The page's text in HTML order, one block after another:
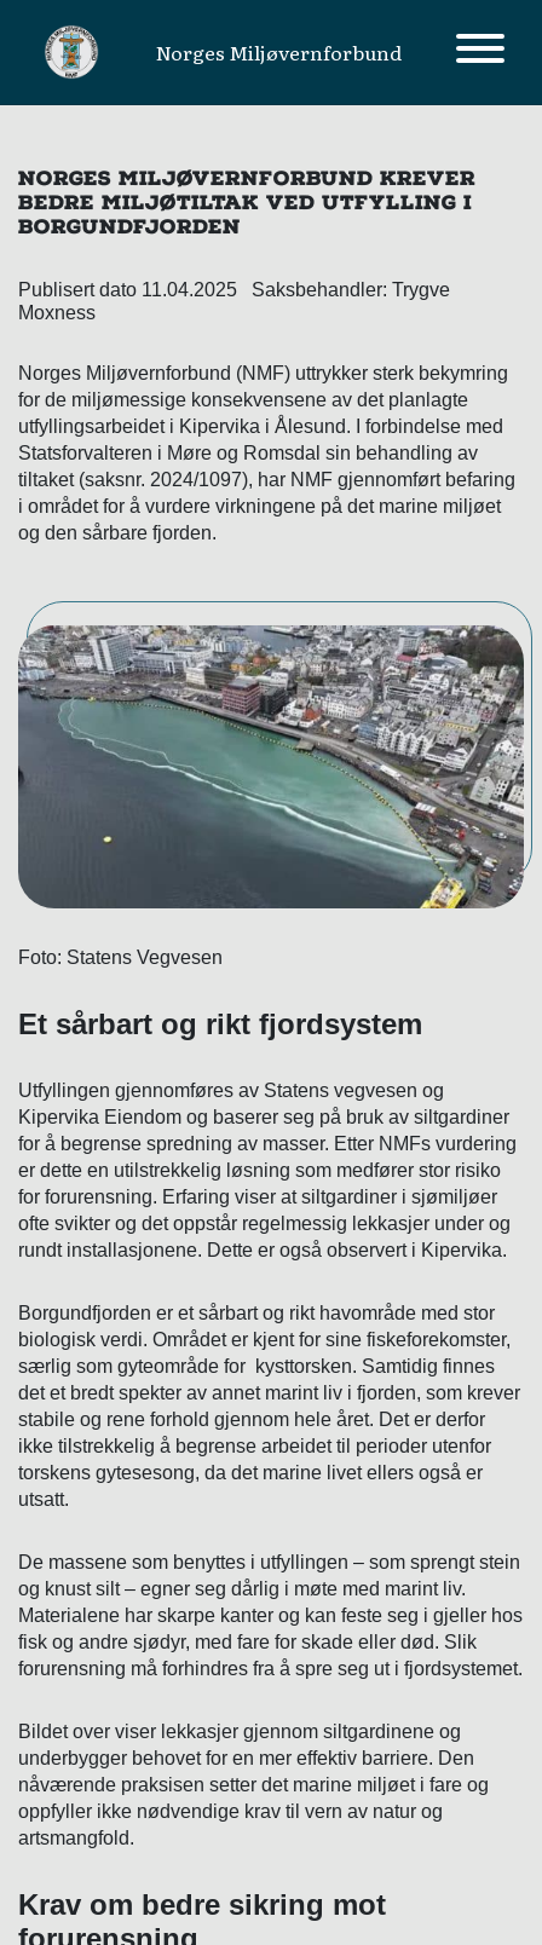
MAIN NAVIGATIONNorges Miljøvernforbund
NORGES MILJØVERNFORBUND KREVER
BEDRE MILJØTILTAK VED UTFYLLING I
BORGUNDFJORDEN
Publisert dato 11.04.2025 Saksbehandler: Trygve
Moxness
Norges Miljøvernforbund (NMF) uttrykker sterk bekymring
for de miljømessige konsekvensene av det planlagte
utfyllingsarbeidet i Kipervika i Ålesund. I forbindelse med
Statsforvalteren i Møre og Romsdal sin behandling av
tiltaket (saksnr. 2024/1097), har NMF gjennomført befaring
i området for å vurdere virkningene på det marine miljøet
og den sårbare fjorden.
Foto: Statens Vegvesen
Et sårbart og rikt fjordsystem
Utfyllingen gjennomføres av Statens vegvesen og
Kipervika Eiendom og baserer seg på bruk av siltgardiner
for å begrense spredning av masser. Etter NMFs vurdering
er dette en utilstrekkelig løsning som medfører stor risiko
for forurensning. Erfaring viser at siltgardiner i sjømiljøer
ofte svikter og det oppstår regelmessig lekkasjer under og
rundt installasjonene. Dette er også observert i Kipervika.
Borgundfjorden er et sårbart og rikt havområde med stor
biologisk verdi. Området er kjent for sine fiskeforekomster,
særlig som gyteområde for kysttorsken. Samtidig finnes
det et bredt spekter av annet marint liv i fjorden, som krever
stabile og rene forhold gjennom hele året. Det er derfor
ikke tilstrekkelig å begrense arbeidet til perioder utenfor
torskens gytesesong, da det marine livet ellers også er
utsatt.
De massene som benyttes i utfyllingen – som sprengt stein
og knust silt – egner seg dårlig i møte med marint liv.
Materialene har skarpe kanter og kan feste seg i gjeller hos
fisk og andre sjødyr, med fare for skade eller død. Slik
forurensning må forhindres fra å spre seg ut i fjordsystemet.
Bildet over viser lekkasjer gjennom siltgardinene og
underbygger behovet for en mer effektiv barriere. Den
nåværende praksisen setter det marine miljøet i fare og
oppfyller ikke nødvendige krav til vern av natur og
artsmangfold.
Krav om bedre sikring mot